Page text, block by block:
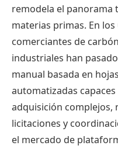
remodela el panorama
materias primas. En
comerciantes de
industriales han
manual basada en
automatizadas
adquisición complejos,
licitaciones y
el mercado de